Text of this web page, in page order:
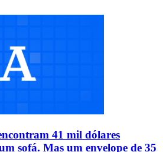
41 mil dólares
sofá. Mas um envelope de 35